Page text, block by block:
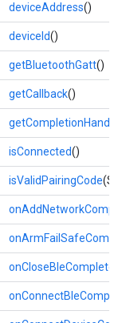
deviceAddress()
deviceId()
getBluetoothGatt()
getCallback()
getCompletionHandler
isConnected()
isValidPairingCode
onCloseBleComplete